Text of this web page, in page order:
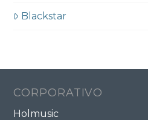
Blackstar
CORPORATIVO
Holmusic